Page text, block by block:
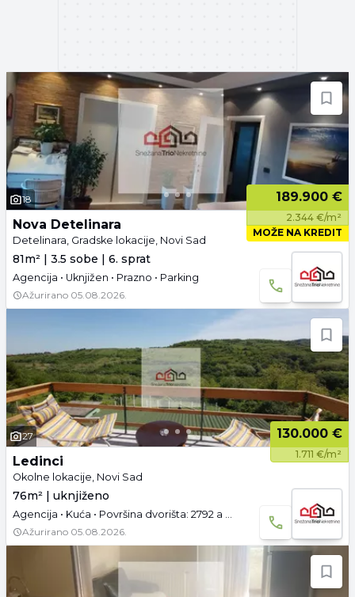
18 189.900 €
2.344 €/m²
MOŽE NA KREDIT
Nova Detelinara
Detelinara, Gradske lokacije, Novi Sad
81m² | 3.5 sobe | 6. sprat
Agencija • Uknjižen • Prazno • Parking
Ažurirano 05.08.2026.
27 130.000 €
1.711 €/m²
Ledinci
Okolne lokacije, Novi Sad
76m² | uknjiženo
Agencija • Kuća • Površina dvorišta: 2792 a • Uknjižen • Prazno • Garaža i parking
Ažurirano 05.08.2026.